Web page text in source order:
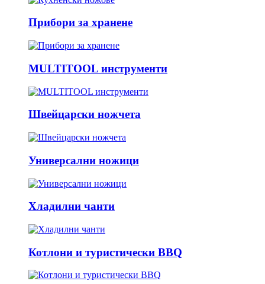
Прибори за хранене
MULTITOOL инструменти
Швейцарски ножчета
Универсални ножици
Хладилни чанти
Котлони и туристически BBQ